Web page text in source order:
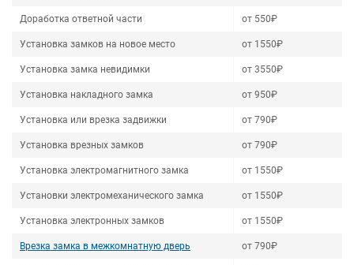
Доработка ответной части от 550₽
Установка замков на новое место от 1550₽
Установка замка невидимки от 3550₽
Установка накладного замка от 950₽
Установка или врезка задвижки от 790₽
Установка врезных замков от 790₽
Установка электромагнитного замка от 1550₽
Установки электромеханического замка от 1550₽
Установка электронных замков от 1550₽
Врезка замка в межкомнатную дверь от 790₽